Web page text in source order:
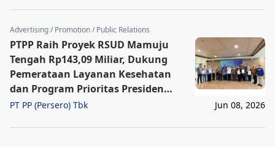
Advertising / Promotion / Public Relations
PTPP Raih Proyek RSUD Mamuju
Tengah Rp143,09 Miliar, Dukung
Pemerataan Layanan Kesehatan
dan Program Prioritas Presiden
Prabowo
PT PP (Persero) Tbk Jun 08, 2026